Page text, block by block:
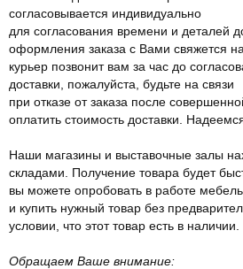
согласовывается индивидуально
для согласования времени и деталей
оформления заказа с Вами свяжется
курьер позвонит вам за час до
доставки, пожалуйста, будьте на связи
при отказе от заказа после
оплатить стоимость доставки.
Наши магазины и выставочные залы
складами. Получение товара будет
вы можете опробовать в работе
и купить нужный товар без
условии, что этот товар есть в наличии.
Обращаем Ваше внимание: